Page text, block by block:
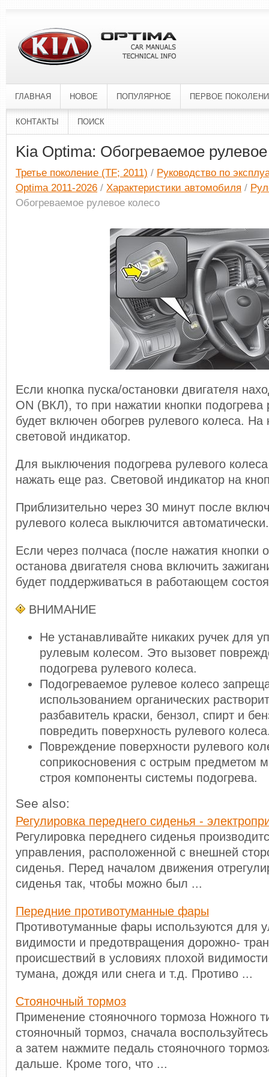
ГЛАВНАЯ НОВОЕ ПОПУЛЯРНОЕ ПЕРВОЕ
КОНТАКТЫ ПОИСК
Kia Optima: Обогреваемое
Третье поколение (TF; 2011) / Руководство по
Optima 2011-2026 / Характеристики автомобиля /
Обогреваемое рулевое колесо
Если кнопка пуска/остановки двигателя
ON (ВКЛ), то при нажатии кнопки подогрева
будет включен обогрев рулевого колеса. На
световой индикатор.
Для выключения подогрева рулевого
нажать еще раз. Световой индикатор на
Приблизительно через 30 минут после
рулевого колеса выключится автоматически.
Если через полчаса (после нажатия кнопки
останова двигателя снова включить
будет поддерживаться в работающем
ВНИМАНИЕ
Не устанавливайте никаких ручек для
рулевым колесом. Это вызовет
подогрева рулевого колеса.
Подогреваемое рулевое колесо
использованием органических
разбавитель краски, бензол, спирт и
повредить поверхность рулевого
Повреждение поверхности рулевого
соприкосновения с острым предметом
строя компоненты системы подогрева.
See also:
Регулировка переднего сиденья -
Регулировка переднего сиденья
управления, расположенной с внешней
сиденья. Перед началом движения
сиденья так, чтобы можно был ...
Передние противотуманные фары
Противотуманные фары используются для
видимости и предотвращения дорожно-
происшествий в условиях плохой
тумана, дождя или снега и т.д. Противо ...
Стояночный тормоз
Применение стояночного тормоза Ножного
стояночный тормоз, сначала
а затем нажмите педаль стояночного
дальше. Кроме того, что ...